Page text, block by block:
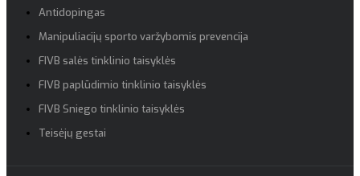
Antidopingas
Manipuliacijų sporto varžybomis prevencija
FIVB salės tinklinio taisyklės
FIVB paplūdimio tinklinio taisyklės
FIVB Sniego tinklinio taisyklės
Teisėjų gestai